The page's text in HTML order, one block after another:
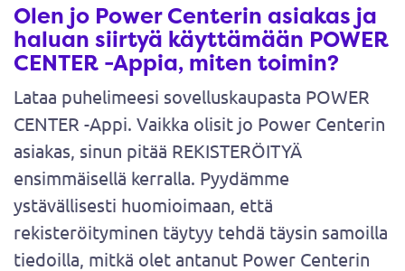
Olen jo Power Centerin asiakas ja
haluan siirtyä käyttämään POWER
CENTER -Appia, miten toimin?
Lataa puhelimeesi sovelluskaupasta POWER
CENTER -Appi. Vaikka olisit jo Power Centerin
asiakas, sinun pitää REKISTERÖITYÄ
ensimmäisellä kerralla. Pyydämme
ystävällisesti huomioimaan, että
rekisteröityminen täytyy tehdä täysin samoilla
tiedoilla, mitkä olet antanut Power Centerin